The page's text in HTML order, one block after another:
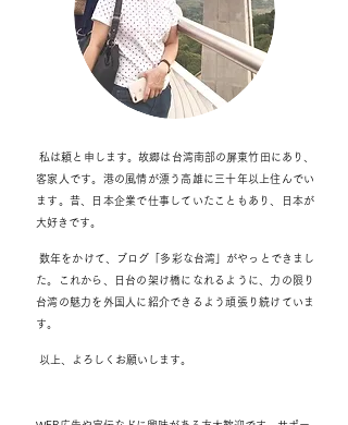
私は頼と申します。故郷は台湾南部の屏東竹田にあり、
客家人です。港の風情が漂う高雄に三十年以上住んでい
ます。昔、日本企業で仕事していたこともあり、日本が
大好きです。
数年をかけて、ブログ「多彩な台湾」がやっとできまし
た。これから、日台の架け橋になれるように、力の限り
台湾の魅力を外国人に紹介できるよう頑張り続けていま
す。
以上、よろしくお願いします。